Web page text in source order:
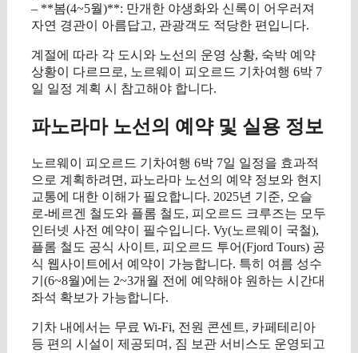
– **봄(4~5월)**: 만개한 야생화와 신록이 어우러져
자연 경관이 아름답고, 관광객도 적당한 편입니다.
계절에 따라 각 도시와 노선의 운영 상황, 숙박 예약
상황이 다르므로, 노르웨이 피오르드 기차여행 6박 7
일 일정 계획 시 참고해야 합니다.
파노라마 노선의 예약 및 실용 정보
노르웨이 피오르드 기차여행 6박 7일 일정을 효과적
으로 계획하려면, 파노라마 노선의 예약 정보와 현지
교통에 대한 이해가 필요합니다. 2025년 기준, 오슬
로-베르겐 철도와 플롬 철도, 피오르드 크루즈는 모두
인터넷 사전 예약이 필수입니다. Vy(노르웨이 국철),
플롬 철도 공식 사이트, 피오르드 투어(Fjord Tours) 공
식 웹사이트에서 예약이 가능합니다. 특히 여름 성수
기(6~8월)에는 2~3개월 전에 예약해야 원하는 시간대
좌석 확보가 가능합니다.
기차 내에서는 무료 Wi-Fi, 전원 콘센트, 카페테리아
등 편의 시설이 제공되며, 짐 보관 서비스도 운영되고